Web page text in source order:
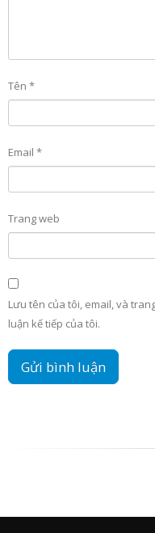
Tên *
Email *
Trang web
Lưu tên của tôi, email, và
luận kế tiếp của tôi.